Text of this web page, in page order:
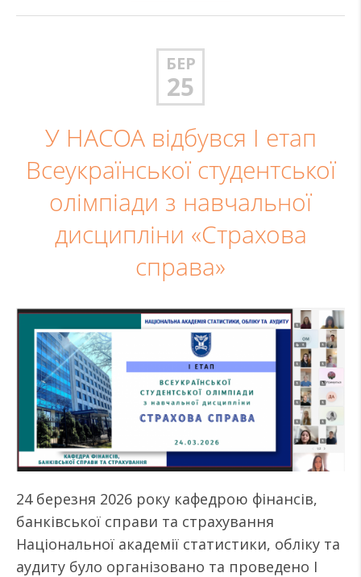
БЕР
25
У НАСОА відбувся І етап
Всеукраїнської студентської
олімпіади з навчальної
дисципліни «Страхова
справа»
24 березня 2026 року кафедрою фінансів,
банківської справи та страхування
Національної академії статистики, обліку та
аудиту було організовано та проведено І